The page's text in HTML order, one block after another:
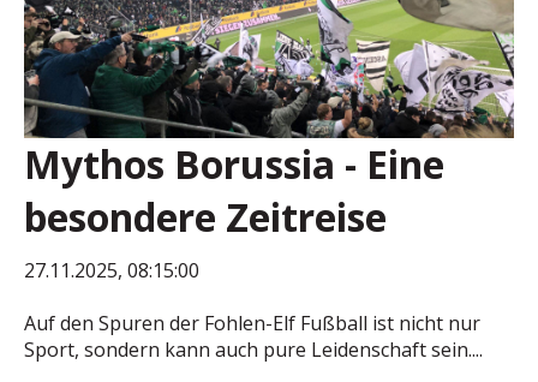
Mythos Borussia - Eine
besondere Zeitreise
27.11.2025, 08:15:00
Auf den Spuren der Fohlen-Elf Fußball ist nicht nur
Sport, sondern kann auch pure Leidenschaft sein....